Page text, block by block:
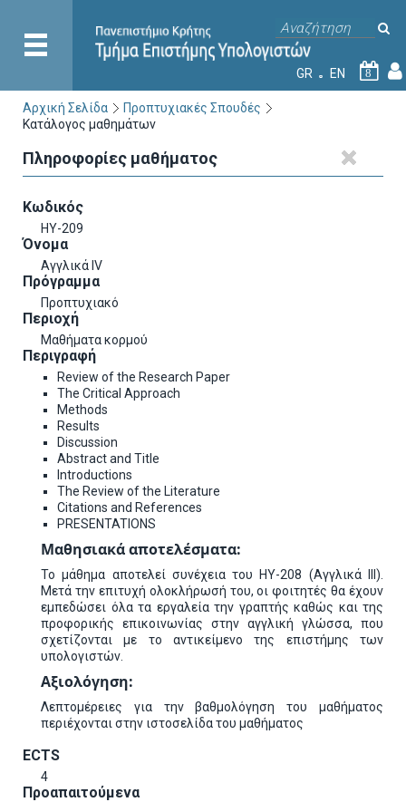
GR EN 8
Αρχική Σελίδα
Προπτυχιακές Σπουδές
Κατάλογος μαθημάτων
Πληροφορίες μαθήματος
Κωδικός
HY-209
Όνομα
Αγγλικά IV
Πρόγραμμα
Προπτυχιακό
Περιοχή
Μαθήματα κορμού
Περιγραφή
Review of the Research Paper
The Critical Approach
Methods
Results
Discussion
Abstract and Title
Introductions
The Review of the Literature
Citations and References
PRESENTATIONS
Μαθησιακά αποτελέσματα:
Το μάθημα αποτελεί συνέχεια του ΗΥ-208 (Αγγλικά ΙΙΙ).
Μετά την επιτυχή ολοκλήρωσή του, οι φοιτητές θα έχουν
εμπεδώσει όλα τα εργαλεία την γραπτής καθώς και της
προφορικής επικοινωνίας στην αγγλική γλώσσα, που
σχετίζονται με το αντικείμενο της επιστήμης των
υπολογιστών.
Αξιολόγηση:
Λεπτομέρειες για την βαθμολόγηση του μαθήματος
περιέχονται στην ιστοσελίδα του μαθήματος
ECTS
4
Προαπαιτούμενα